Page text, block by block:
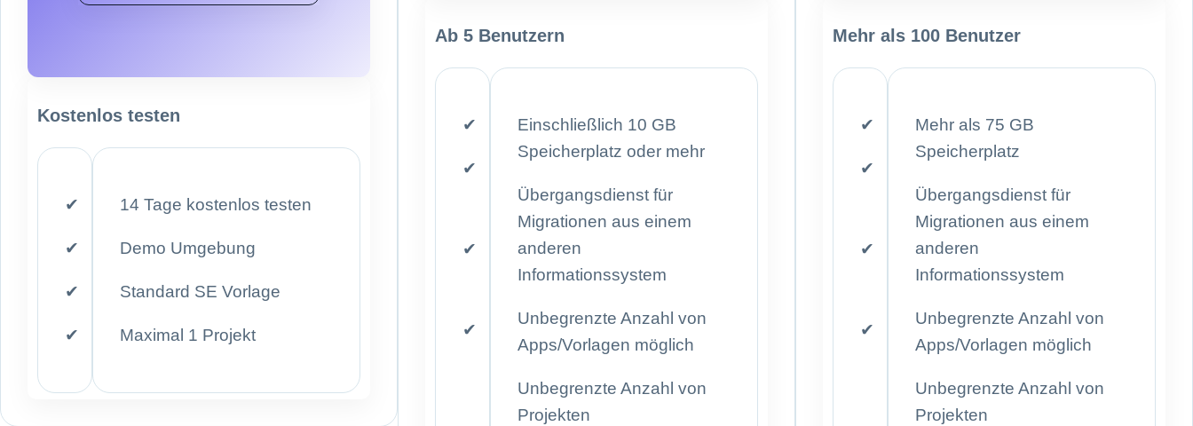
Kostenlos testen
✔
✔
✔
✔
14 Tage kostenlos testen
Demo Umgebung
Standard SE Vorlage
Maximal 1 Projekt
Ab 5 Benutzern
✔
✔
✔
✔
Einschließlich 10 GB
Speicherplatz oder mehr
Übergangsdienst für
Migrationen aus einem
anderen
Informationssystem
Unbegrenzte Anzahl von
Apps/Vorlagen möglich
Unbegrenzte Anzahl von
Projekten
Mehr als 100 Benutzer
✔
✔
✔
✔
Mehr als 75 GB
Speicherplatz
Übergangsdienst für
Migrationen aus einem
anderen
Informationssystem
Unbegrenzte Anzahl von
Apps/Vorlagen möglich
Unbegrenzte Anzahl von
Projekten